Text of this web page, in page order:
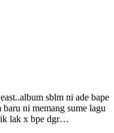
sblm ni ade bape
ni memang sume lagu
lak x bpe dgr…